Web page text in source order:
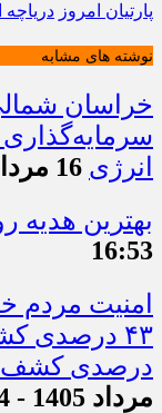
پارتیان امروز دریاچه
نوشته های مشابه
خراسان
انرژی 16 مرداد 1405 - 17:05
بهترین هدیه
16:53
امنیت
درصدی کشف
مرداد 1405 - 23:04